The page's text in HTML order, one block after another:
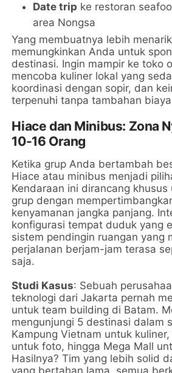
Date trip ke restoran
area Nongsa
Yang membuatnya lebih
memungkinkan Anda untuk
destinasi. Ingin mampir ke toko
mencoba kuliner lokal yang
koordinasi dengan sopir, dan
terpenuhi tanpa tambahan
Hiace dan Minibus: Zona
10-16 Orang
Ketika grup Anda bertambah
Hiace atau minibus menjadi
Kendaraan ini dirancang khusus
grup dengan
kenyamanan jangka panjang.
konfigurasi tempat duduk yang
sistem pendingin ruangan yang
perjalanan berjam-jam terasa
saja.
Studi Kasus: Sebuah
teknologi dari Jakarta pernah
untuk team building di Batam.
mengunjungi 5 destinasi dalam
Kampung Vietnam untuk
untuk foto, hingga Mega Mall
Hasilnya? Tim yang lebih solid